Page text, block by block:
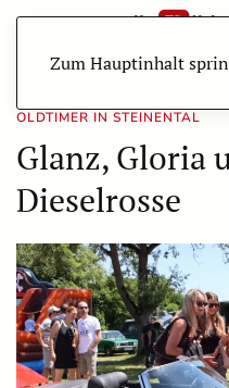
Zum Hauptinhalt
OLDTIMER IN STEINENTAL
Glanz, Gloria
Dieselrosse